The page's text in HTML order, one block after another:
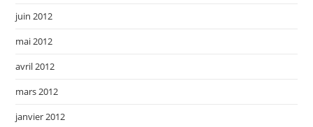
juin 2012
mai 2012
avril 2012
mars 2012
janvier 2012